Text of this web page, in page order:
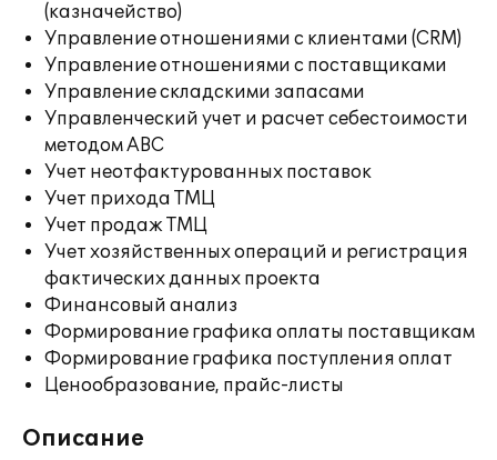
(казначейство)
Управление отношениями с клиентами (CRM)
Управление отношениями с поставщиками
Управление складскими запасами
Управленческий учет и расчет себестоимости
методом ABC
Учет неотфактурованных поставок
Учет прихода ТМЦ
Учет продаж ТМЦ
Учет хозяйственных операций и регистрация
фактических данных проекта
Финансовый анализ
Формирование графика оплаты поставщикам
Формирование графика поступления оплат
Ценообразование, прайс-листы
Описание